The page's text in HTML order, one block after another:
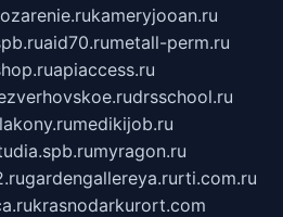
kameryjooan.ru
aid70.rumetall-perm.ru
apiaccess.ru
drsschool.ru
medikijob.ru
myragon.ru
gardengallereya.rurti.com.ru
krasnodarkurort.com